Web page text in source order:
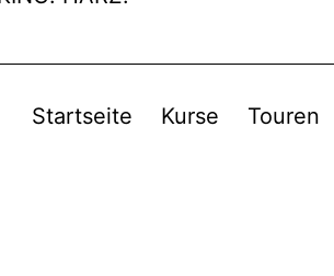
Startseite Kurse Touren